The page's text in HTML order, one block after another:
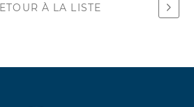
À LA LISTE